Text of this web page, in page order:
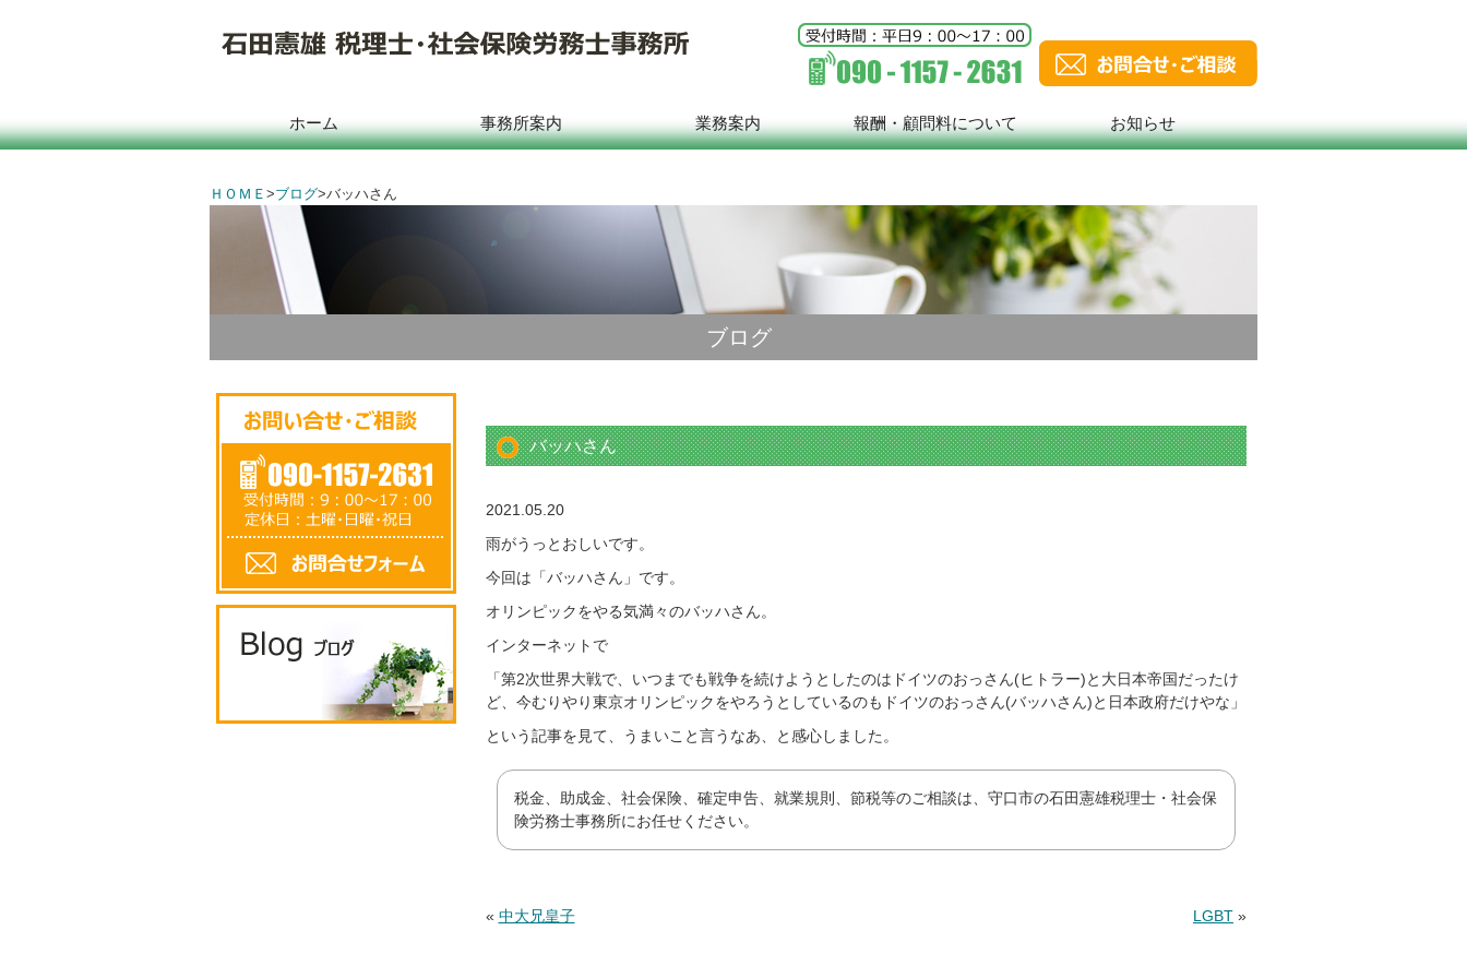
ホーム 事務所案内 業務案内 報酬・顧問料について お知らせ
ＨＯＭＥ >ブログ>バッハさん
ブログ
バッハさん
2021.05.20
雨がうっとおしいです。
今回は「バッハさん」です。
オリンピックをやる気満々のバッハさん。
インターネットで
「第2次世界大戦で、いつまでも戦争を続けようとしたのはドイツのおっさん(ヒトラー)と大日本帝国だったけ
ど、今むりやり東京オリンピックをやろうとしているのもドイツのおっさん(バッハさん)と日本政府だけやな」
という記事を見て、うまいこと言うなあ、と感心しました。
税金、助成金、社会保険、確定申告、就業規則、節税等のご相談は、守口市の石田憲雄税理士・社会保
険労務士事務所にお任せください。
LGBT »
« 中大兄皇子